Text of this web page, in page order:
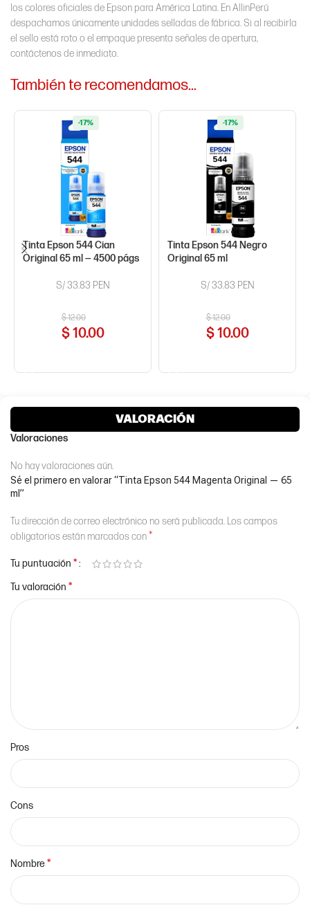
los colores oficiales de Epson para América Latina. En AllinPerú
despachamos únicamente unidades selladas de fábrica. Si al recibirla
el sello está roto o el empaque presenta señales de apertura,
contáctenos de inmediato.
También te recomendamos…
Tinta Epson 544 Cian
Original 65 ml — 4500 págs
$12.00
$10.00
-17%
S/ 33.83 PEN
Tinta Epson 544 Negro
Original 65 ml
$12.00
$10.00
-17%
S/ 33.83 PEN
VALORACIÓN
Valoraciones
No hay valoraciones aún.
Sé el primero en valorar “Tinta Epson 544 Magenta Original — 65
ml”
Tu dirección de correo electrónico no será publicada. Los campos
obligatorios están marcados con*
Tu puntuación *
Tu valoración *
Pros
Cons
Nombre*